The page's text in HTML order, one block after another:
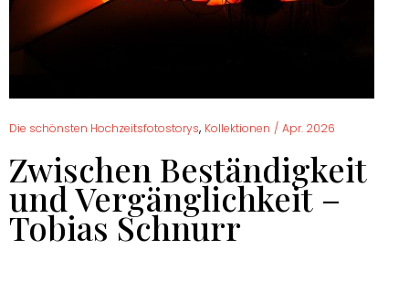
Die schönsten Hochzeitsfotostorys, Kollektionen / Apr. 2026
Zwischen Beständigkeit
und Vergänglichkeit –
Tobias Schnurr